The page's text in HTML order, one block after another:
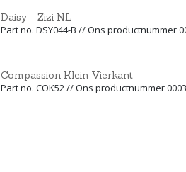
Daisy - Zizi NL
Part no. DSY044-B // Ons productnummer
Compassion Klein Vierkant
Part no. COK52 // Ons productnummer